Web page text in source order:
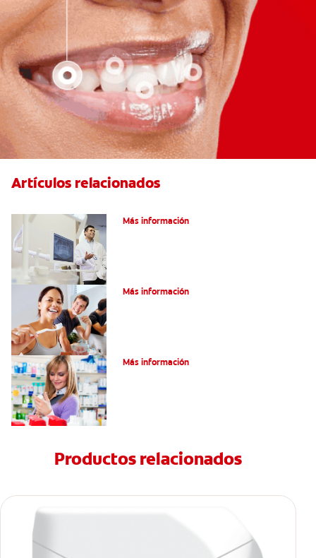
Artículos relacionados
Más información
Más información
Más información
Productos relacionados